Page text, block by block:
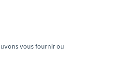
vous fournir ou